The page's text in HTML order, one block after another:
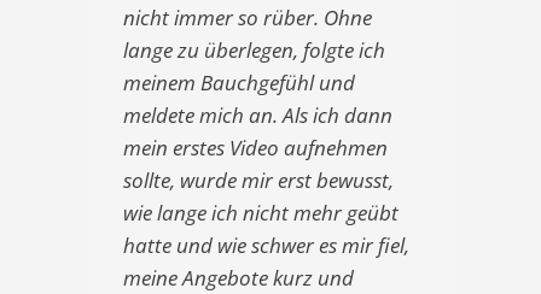
nicht immer so rüber. Ohne
lange zu überlegen, folgte ich
meinem Bauchgefühl und
meldete mich an. Als ich dann
mein erstes Video aufnehmen
sollte, wurde mir erst bewusst,
wie lange ich nicht mehr geübt
hatte und wie schwer es mir fiel,
meine Angebote kurz und